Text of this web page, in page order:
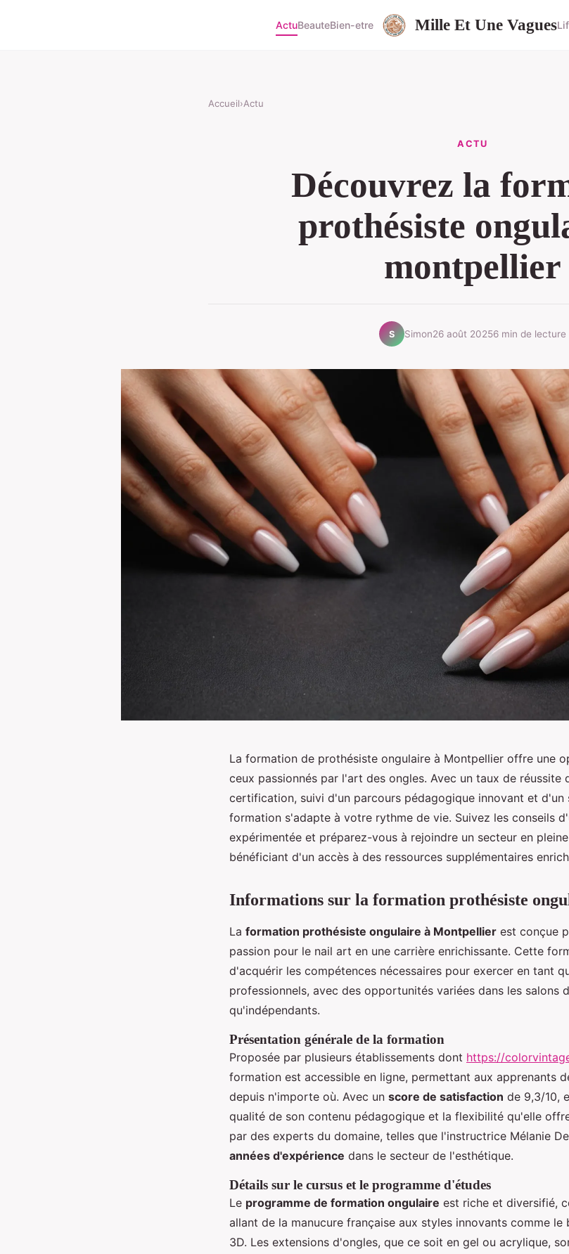
ActuBeauteBien-etre Mille Et Une Vagues
Accueil›Actu
ACTU
Découvrez la
prothésiste
montpellier
S Simon26 août 20256 min de lecture
La formation de prothésiste ongulaire à Montpellier offre une
ceux passionnés par l'art des ongles. Avec un taux de réussite
certification, suivi d'un parcours pédagogique innovant et d'un
formation s'adapte à votre rythme de vie. Suivez les conseils
expérimentée et préparez-vous à rejoindre un secteur en
bénéficiant d'un accès à des ressources supplémentaires
Informations sur la formation prothésiste
La formation prothésiste ongulaire à Montpellier est conçue
passion pour le nail art en une carrière enrichissante. Cette
d'acquérir les compétences nécessaires pour exercer en tant
professionnels, avec des opportunités variées dans les salons
qu'indépendants.
Présentation générale de la formation
Proposée par plusieurs établissements dont https://
formation est accessible en ligne, permettant aux apprenants
depuis n'importe où. Avec un score de satisfaction de 9,3/10,
qualité de son contenu pédagogique et la flexibilité qu'elle
par des experts du domaine, telles que l'instructrice Mélanie
années d'expérience dans le secteur de l'esthétique.
Détails sur le cursus et le programme d'études
Le programme de formation ongulaire est riche et diversifié,
allant de la manucure française aux styles innovants comme
3D. Les extensions d'ongles, que ce soit en gel ou acrylique,